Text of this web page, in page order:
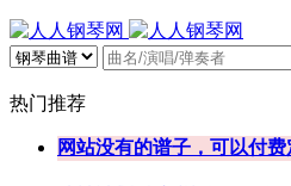
热门推荐
网站没有的谱子，可以付费